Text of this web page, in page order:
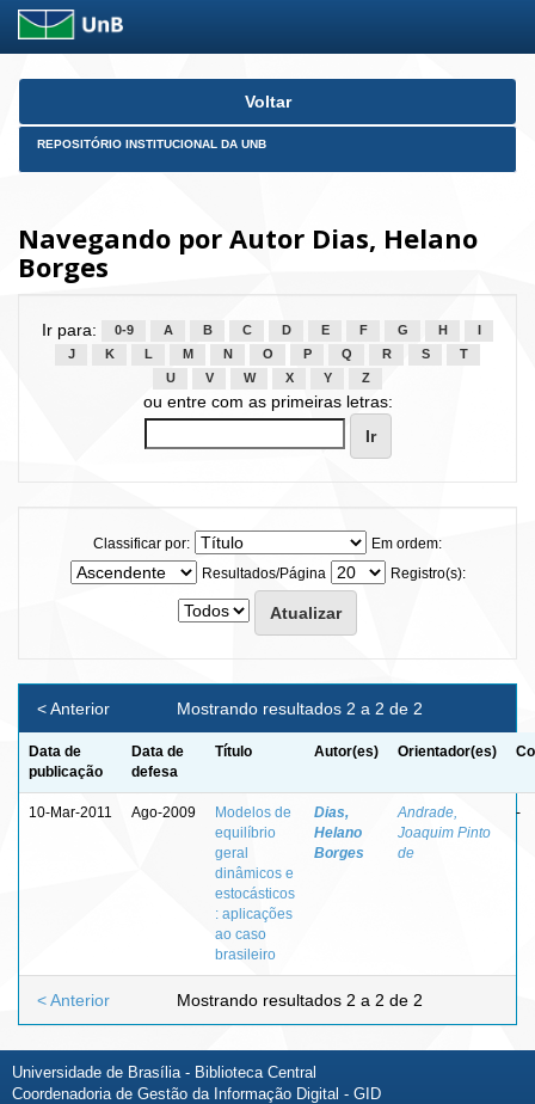
Skip
Voltar
REPOSITÓRIO INSTITUCIONAL DA UNB
Navegando por Autor Dias, Helano
Borges
Ir para: 0-9 A B C D E F G H
J
K L M N O P Q R S
T
U
V W X Y Z
ou entre com as primeiras letras:
Classificar por:
Em ordem:
Resultados/Página
Registro(s):
Mostrando resultados 2 a 2 de 2
< Anterior
Data de
publicação
Data de
defesa
Título Autor(es) Orientador(es)
10-Mar-2011 Ago-2009
Modelos de
equilíbrio
geral
dinâmicos e
estocásticos
: aplicações
ao caso
brasileiro
Dias,
Helano
Borges
Andrade,
Joaquim Pinto
de
-
Mostrando resultados 2 a 2 de 2
< Anterior
Universidade de Brasília - Biblioteca Central
Coordenadoria de Gestão da Informação Digital - GID